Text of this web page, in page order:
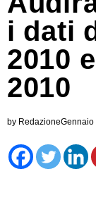
i dati
2010
2010
by RedazioneGennaio